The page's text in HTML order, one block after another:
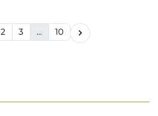
2 3 … 10 